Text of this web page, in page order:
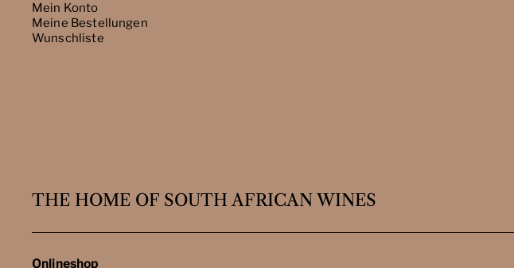
Mein Konto
Meine Bestellungen
Wunschliste
THE HOME OF SOUTH AFRICAN WINES
Onlineshop